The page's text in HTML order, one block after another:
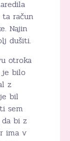
ta račun
Najin
dušiti.
otroka
je bilo
z
bil
sem
bi z
ima v